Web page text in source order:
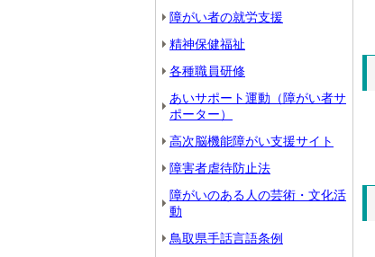
障がい者の就労支援
精神保健福祉
各種職員研修
あいサポート運動（障がい者サ
ポーター）
高次脳機能障がい支援サイト
障害者虐待防止法
障がいのある人の芸術・文化活
動
鳥取県手話言語条例